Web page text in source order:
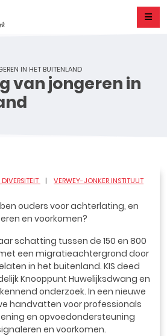
van jongeren in
IN HET BUITENLAND
VERWEY-JONKER INSTITUUT
ouders voor achterlating, en
en voorkomen?
schatting tussen de 150 en 800
een migratieachtergrond door
in het buitenland. KIS deed
Knooppunt Huwelijksdwang en
onderzoek. In een nieuwe
handvatten voor professionals
en opvoedondersteuning
en voorkomen.